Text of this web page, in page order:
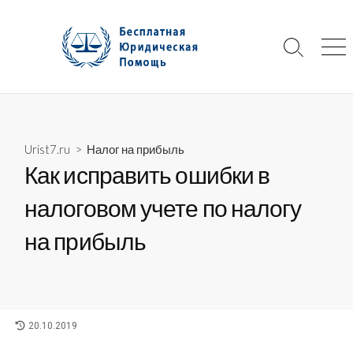
Search
Urist7.ru > Налог на прибыль
Как исправить ошибки в
налоговом учете по налогу
на прибыль
LAST
20.10.2019